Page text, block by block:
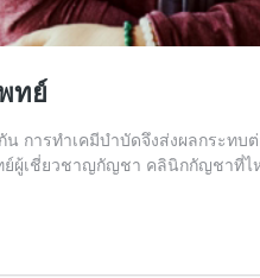
ทย์
การทำเคมีบำบัดจึงส่งผลกระทบ
ย์ผู้เชี่ยวชาญกัญชา คลินิกกัญชาที่